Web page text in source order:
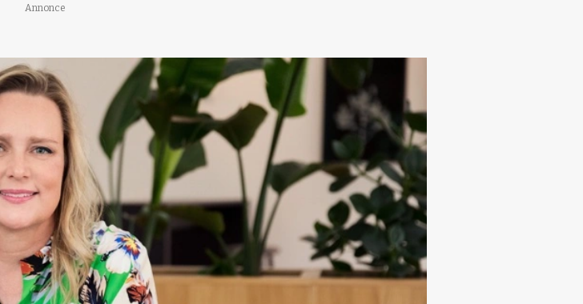
Annonce